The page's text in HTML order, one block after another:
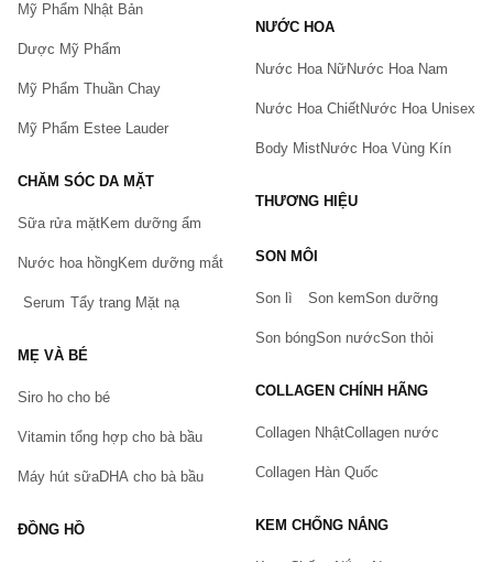
Bạn gặp vấn đề về sản phẩm hay mua hàng?
Hãy báo lỗi cho chúng tôi. Hoặc gọi cho chúng tôi qua số
Mỹ Phẩm Nhật Bản
Dược Mỹ Phẩm
Mỹ Phẩm Thuần Chay
Mỹ Phẩm Estee Lauder
CHĂM SÓC DA MẶT
Sữa rửa mặtKem dưỡng ẩm
Nước hoa hồngKem dưỡng mắt
Serum Tẩy trang Mặt nạ
MẸ VÀ BÉ
Siro ho cho bé
Vitamin tổng hợp cho bà bầu
Máy hút sữaDHA cho bà bầu
ĐỒNG HỒ
NƯỚC HOA
Nước Hoa NữNước Hoa Nam
Nước Hoa ChiếtNước Hoa Unisex
Body MistNước Hoa Vùng Kín
THƯƠNG HIỆU
SON MÔI
Son lì Son kemSon dưỡng
Son bóngSon nướcSon thỏi
COLLAGEN CHÍNH HÃNG
Collagen NhậtCollagen nước
Collagen Hàn Quốc
KEM CHỐNG NẮNG